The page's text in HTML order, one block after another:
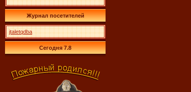
Журнал посетителей
jtaletqdba
Сегодня 7.8